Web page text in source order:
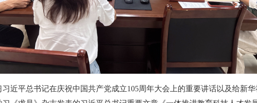
近平总书记在庆祝中国共产党成立105周年大会上的重要讲话以及给新